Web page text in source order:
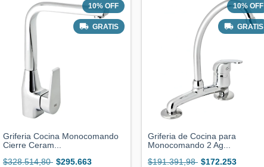
10% OFF
GRATIS
Griferia Cocina Monocomando
Cierre Ceram...
$328.514,80 $295.663
10% OFF
GRATIS
Griferia de Cocina para
Monocomando 2 Ag...
$191.391,98 $172.253